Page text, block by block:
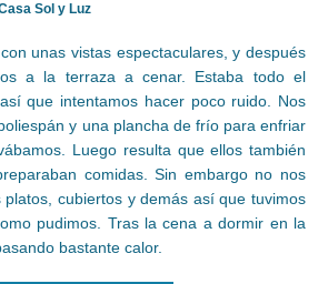
Sol y Luz
unas vistas espectaculares, y después
a la terraza a cenar. Estaba todo el
que intentamos hacer poco ruido. Nos
y una plancha de frío para enfriar
Luego resulta que ellos también
comidas. Sin embargo no nos
cubiertos y demás así que tuvimos
pudimos. Tras la cena a dormir en la
bastante calor.